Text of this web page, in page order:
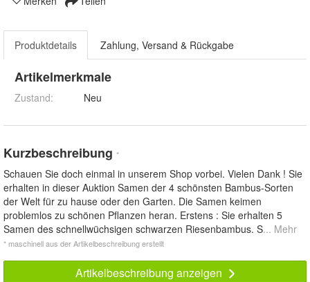
Produktdetails Zahlung, Versand & Rückgabe
Artikelmerkmale
Zustand: Neu
Kurzbeschreibung *
Schauen Sie doch einmal in unserem Shop vorbei. Vielen Dank ! Sie
erhalten in dieser Auktion Samen der 4 schönsten Bambus-Sorten
der Welt für zu hause oder den Garten. Die Samen keimen
problemlos zu schönen Pflanzen heran. Erstens : Sie erhalten 5
Samen des schnellwüchsigen schwarzen Riesenbambus. S... Mehr
* maschinell aus der Artikelbeschreibung erstellt
Artikelbeschreibung anzeigen